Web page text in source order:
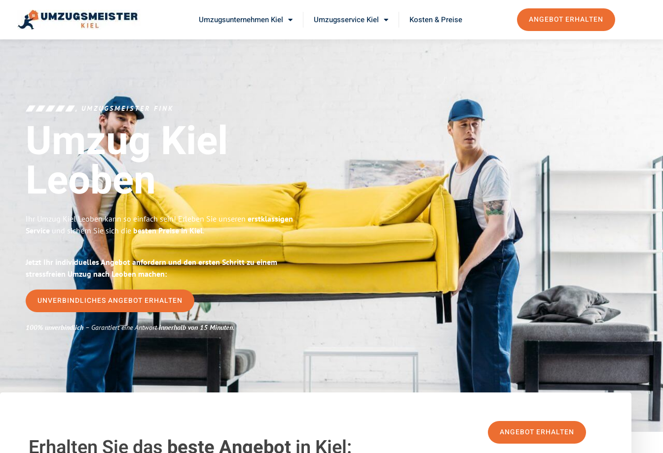
Umzugsunternehmen Kiel Umzugsservice Kiel Kosten & Preise ANGEBOT ERHALTEN
UMZUGSMEISTER FINK
Umzug Kiel
Leoben
Ihr Umzug Kiel Leoben kann so einfach sein! Erleben Sie unseren erstklassigen
Service und sichern Sie sich die besten Preise in Kiel.
Jetzt Ihr individuelles Angebot anfordern und den ersten Schritt zu einem
stressfreien Umzug nach Leoben machen:
UNVERBINDLICHES ANGEBOT ERHALTEN
100% unverbindlich– Garantiert eine Antwortinnerhalb von 15 Minuten.
ANGEBOT ERHALTEN